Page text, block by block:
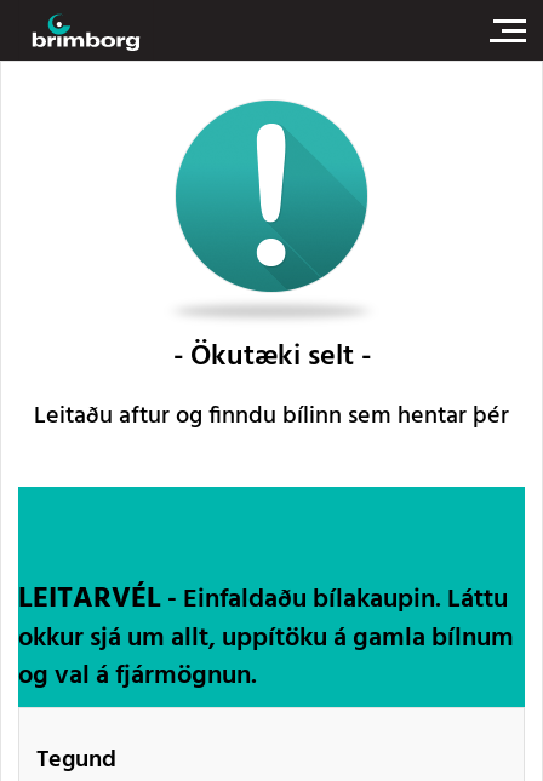
Ökutæki selt
Leitaðu aftur og finndu bílinn sem hentar þér
LEITARVÉL- Einfaldaðu bílakaupin. Láttu
okkur sjá um allt, uppítöku á gamla bílnum
og val á fjármögnun.
Tegund